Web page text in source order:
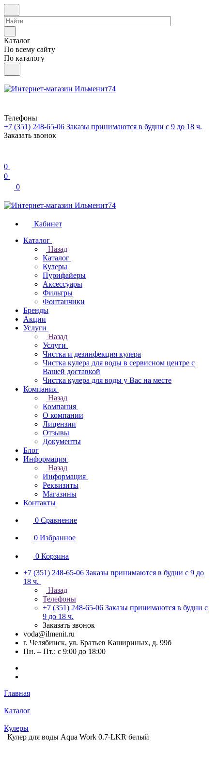
Каталог
По всему сайту
По каталогу
Телефоны
+7 (351) 248-65-06 Заказы принимаются в будни с 9 до 18 ч.
Заказать звонок
0
0
0
Кабинет
Каталог
Назад
Каталог
Кулеры
Пурифайеры
Аксессуары
Фильтры
Фонтанчики
Бренды
Акции
Услуги
Назад
Услуги
Чистка и дезинфекция кулера
Чистка кулера для воды в сервисном центре с
Вашей доставкой
Чистка кулера для воды у Вас на месте
Компания
Назад
Компания
О компании
Лицензии
Отзывы
Документы
Блог
Информация
Назад
Информация
Реквизиты
Магазины
Контакты
0 Сравнение
0 Избранное
0 Корзина
+7 (351) 248-65-06 Заказы принимаются в будни с 9 до
18 ч.
Назад
Телефоны
+7 (351) 248-65-06 Заказы принимаются в будни с
9 до 18 ч.
Заказать звонок
voda@ilmenit.ru
г. Челябинск, ул. Братьев Кашириных, д. 99б
Пн. – Пт.: с 9:00 до 18:00
Главная
Каталог
Кулеры
Кулер для воды Aqua Work 0.7-LKR белый